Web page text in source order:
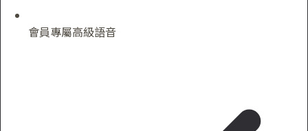
會員專屬高級語音